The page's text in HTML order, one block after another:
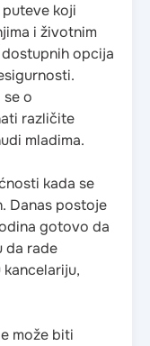
koji
i životnim
opcija
o
različite
mladima.
kada se
Danas postoje
gotovo da
da rade
može biti